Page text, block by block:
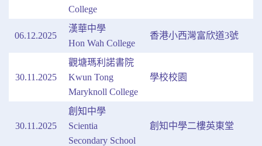
College
06.12.2025
漢華中學
Hon Wah College
香港小西灣富欣道3號
30.11.2025
觀塘瑪利諾書院
Kwun Tong
Maryknoll College
學校校園
30.11.2025
創知中學
Scientia
Secondary School
創知中學二樓英東堂